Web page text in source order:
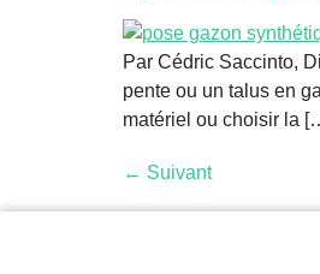
Par Cédric Saccinto,
pente ou un talus en
matériel ou choisir la
← Suivant